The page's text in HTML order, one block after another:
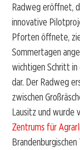
Radweg eröffnet,
innovative
Pforten öffnete,
Sommertagen
wichtigen Schritt in
dar. Der Radweg
zwischen
Lausitz und wurde
Zentrums für